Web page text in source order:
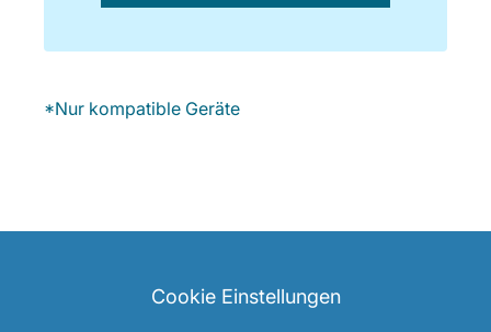
*Nur kompatible Geräte
Cookie Einstellungen